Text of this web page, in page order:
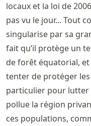
locaux et la loi de
pas vu le jour... Tout
singularise par sa
fait qu’il protège un
de forêt équatorial, et
tenter de protéger
particulier pour lutter
pollue la région
ces populations,